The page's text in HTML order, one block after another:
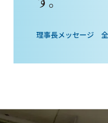
理事長メッセージ